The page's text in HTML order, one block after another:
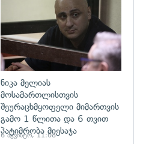
ნიკა მელიას
მოსამართლისთვის
შეურაცხმყოფელი მიმართვის
გამო 1 წლითა და 6 თვით
პატიმრობა მიესაჯა
6 აგვისტო, 11:08